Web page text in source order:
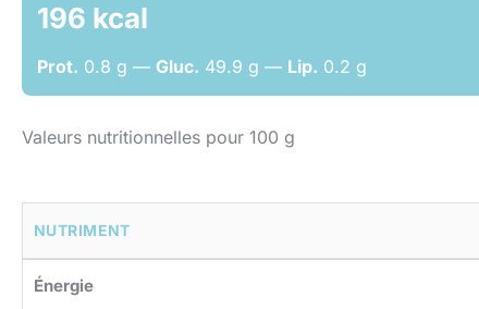
196 kcal
Prot. 0.8 g — Gluc. 49.9 g — Lip. 0.2 g
Valeurs nutritionnelles pour 100 g
NUTRIMENT
Énergie